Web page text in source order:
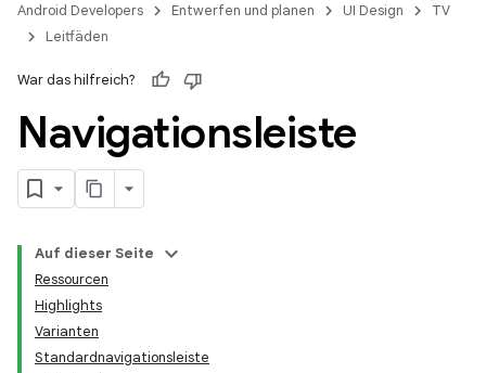
Android Developers Entwerfen und planen UI Design
TV
Leitfäden
War das hilfreich?
Navigationsleiste
Auf dieser Seite
Ressourcen
Highlights
Varianten
Standardnavigationsleiste